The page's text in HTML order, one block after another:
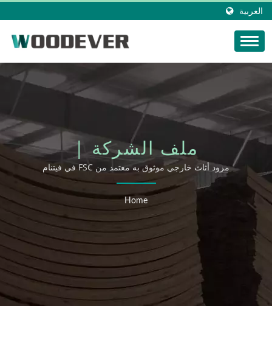
العربية
ملف الشركة |
WOODEVER
INDUSTRIAL CO., LTD.
مزود أثاث خارجي موثوق به معتمد من FSC في فيتنام
Home